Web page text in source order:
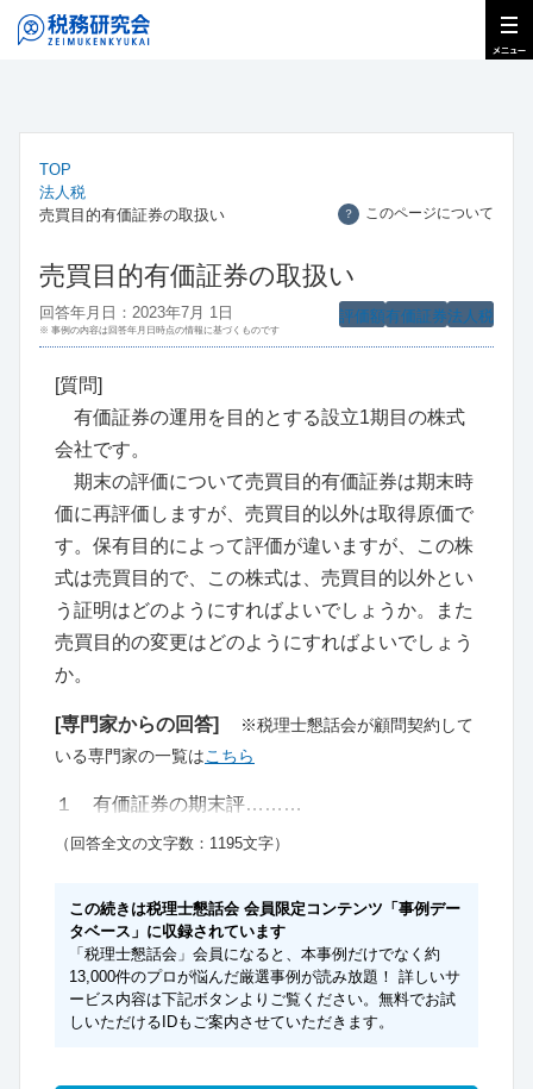
TOP
法人税
売買目的有価証券の取扱い
？ このページについて
売買目的有価証券の取扱い
法人税
有価証券
評価額
回答年月日：2023年7月 1日
※ 事例の内容は回答年月日時点の情報に基づくものです
[質問]
有価証券の運用を目的とする設立1期目の株式
会社です。
期末の評価について売買目的有価証券は期末時
価に再評価しますが、売買目的以外は取得原価で
す。保有目的によって評価が違いますが、この株
式は売買目的で、この株式は、売買目的以外とい
う証明はどのようにすればよいでしょうか。また
売買目的の変更はどのようにすればよいでしょう
か。
[専門家からの回答]
※税理士懇話会が顧問契約して
いる専門家の一覧はこちら
１ 有価証券の期末評………
（回答全文の文字数：1195文字）
この続きは税理士懇話会 会員限定コンテンツ「事例デー
タベース」に収録されています
「税理士懇話会」会員になると、本事例だけでなく約
13,000件のプロが悩んだ厳選事例が読み放題！ 詳しいサ
ービス内容は下記ボタンよりご覧ください。無料でお試
しいただけるIDもご案内させていただきます。